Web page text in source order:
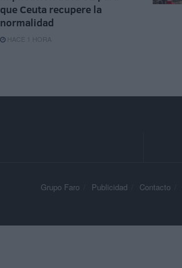
que Ceuta recupere la
normalidad
HACE 1 HORA
Grupo Faro Publicidad Contacto